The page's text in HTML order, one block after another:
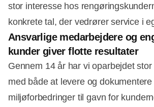
stor interesse hos
konkrete tal, der vedrører service i
Ansvarlige medarbejdere og
kunder giver flotte resultater
Gennem 14 år har vi oparbejdet
med både at levere og dokumentere
miljøforbedringer til gavn for